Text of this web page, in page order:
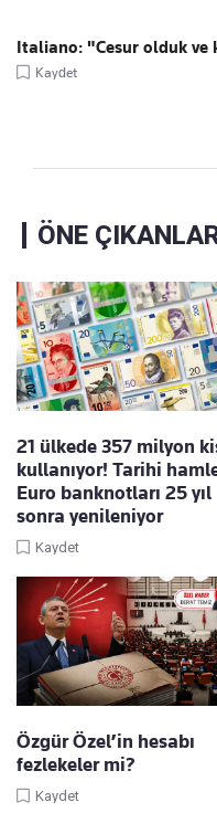
Italiano: "Cesur olduk ve
Kaydet
ÖNE
21 ülkede 357 milyon
kullanıyor! Tarihi
Euro banknotları 25 yıl
sonra yenileniyor
Kaydet
Özgür Özel’in hesabı
fezlekeler mi?
Kaydet